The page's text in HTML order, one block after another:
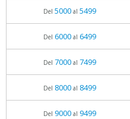
Del 5000al 5499
Del 6000al 6499
Del 7000al 7499
Del 8000al 8499
Del 9000al 9499